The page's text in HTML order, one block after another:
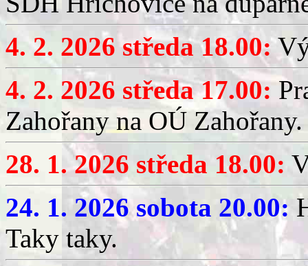
4. 2. 2026 středa 18.00:
4. 2. 2026 středa 17.00:
Zahořany na OÚ Zahořany.
28. 1. 2026 středa 18.00:
24. 1. 2026 sobota 20.00:
Taky taky.